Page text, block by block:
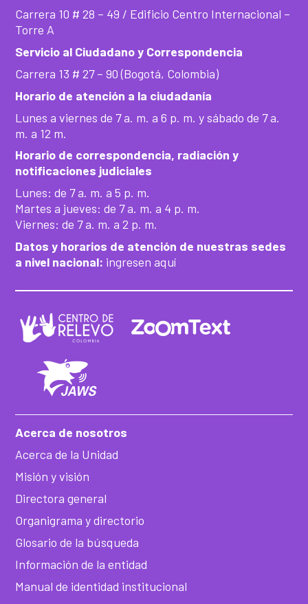
Carrera 10 # 28 – 49 / Edificio Centro Internacional –
Torre A
Servicio al Ciudadano y Correspondencia
Carrera 13 # 27 – 90 (Bogotá, Colombia)
Horario de atención a la ciudadanía
Lunes a viernes de 7 a. m. a 6 p. m. y sábado de 7 a.
m. a 12 m.
Horario de correspondencia, radiación y
notificaciones judiciales
Lunes: de 7 a. m. a 5 p. m.
Martes a jueves: de 7 a. m. a 4 p. m.
Viernes: de 7 a. m. a 2 p. m.
Datos y horarios de atención de nuestras sedes
a nivel nacional: ingresen aquí
Acerca de nosotros
Acerca de la Unidad
Misión y visión
Directora general
Organigrama y directorio
Glosario de la búsqueda
Información de la entidad
Manual de identidad institucional